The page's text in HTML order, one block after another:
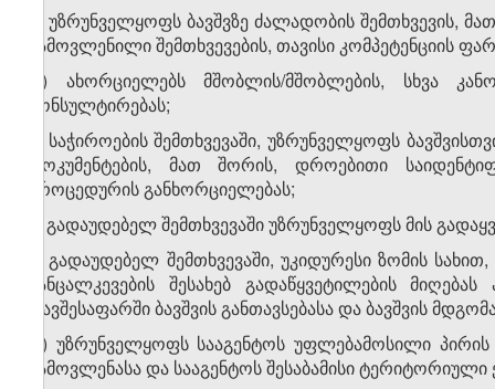
გ) უზრუნველყოფს ბავშვზე ძალადობის შემთხვევის,
გამოვლენილი შემთხვევების, თავისი კომპეტენციის
დ) ახორციელებს მშობლის/მშობლების, სხვა
კონსულტირებას;
ე) საჭიროების შემთხვევაში, უზრუნველყოფს
დოკუმენტების, მათ შორის, დროებითი
პროცედურის განხორციელებას;
ვ) გადაუდებელ შემთხვევაში უზრუნველყოფს მის
ზ) გადაუდებელ შემთხვევაში, უკიდურესი ზომის
განცალკევების შესახებ გადაწყვეტილების
თავშესაფარში ბავშვის განთავსებასა და ბავშვის
თ) უზრუნველყოფს სააგენტოს უფლებამოსილი პირის
გამოვლენასა და სააგენტოს შესაბამისი